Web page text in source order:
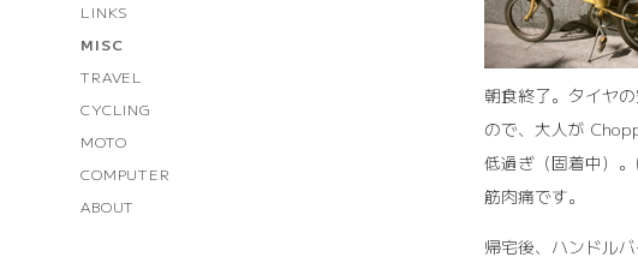
LINKS
MISC
TRAVEL
CYCLING
MOTO
COMPUTER
ABOUT
朝食終了。タイヤ
ので、大人が
低過ぎ（固着中）
筋肉痛です。
帰宅後、ハンドル